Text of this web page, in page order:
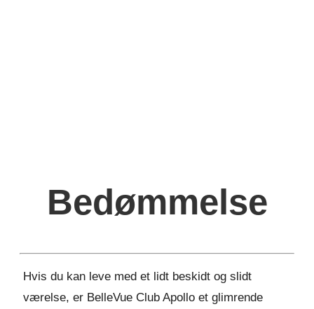
Bedømmelse
Hvis du kan leve med et lidt beskidt og slidt
værelse, er BelleVue Club Apollo et glimrende